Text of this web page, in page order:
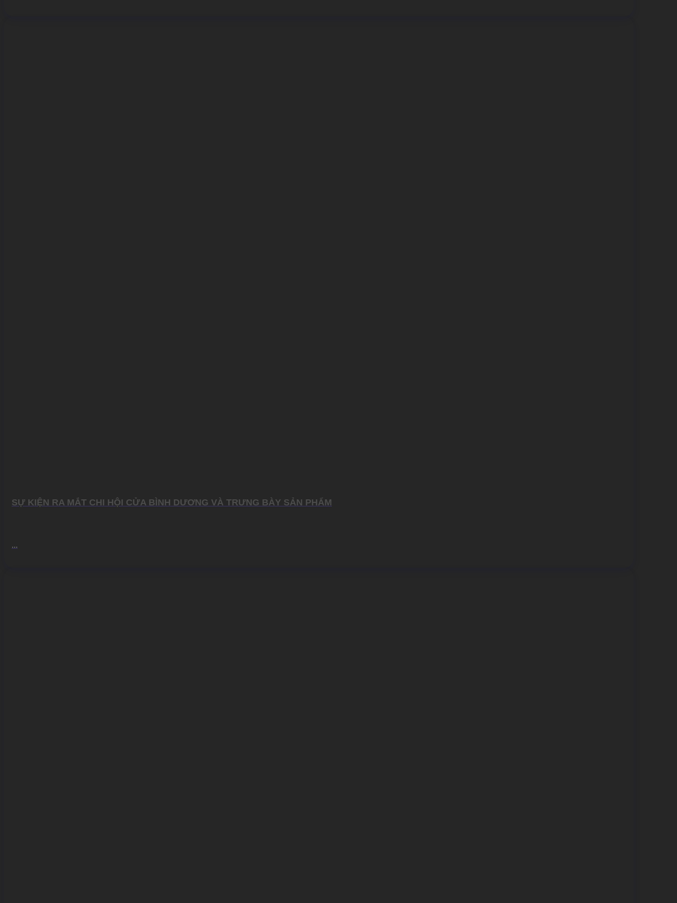
SỰ KIỆN RA MẮT CHI HỘI CỬA BÌNH DƯƠNG VÀ TRƯNG BÀY SẢN PHẨM
...